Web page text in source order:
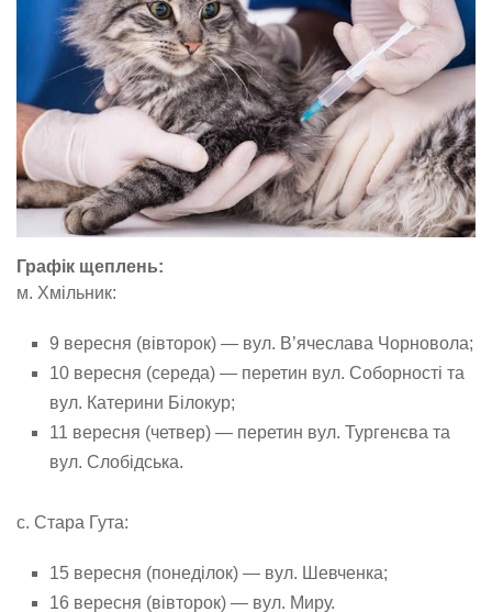
Графік щеплень:
м. Хмільник:
9 вересня (вівторок) — вул. В’ячеслава Чорновола;
10 вересня (середа) — перетин вул. Соборності та
вул. Катерини Білокур;
11 вересня (четвер) — перетин вул. Тургенєва та
вул. Слобідська.
с. Стара Гута:
15 вересня (понеділок) — вул. Шевченка;
16 вересня (вівторок) — вул. Миру.